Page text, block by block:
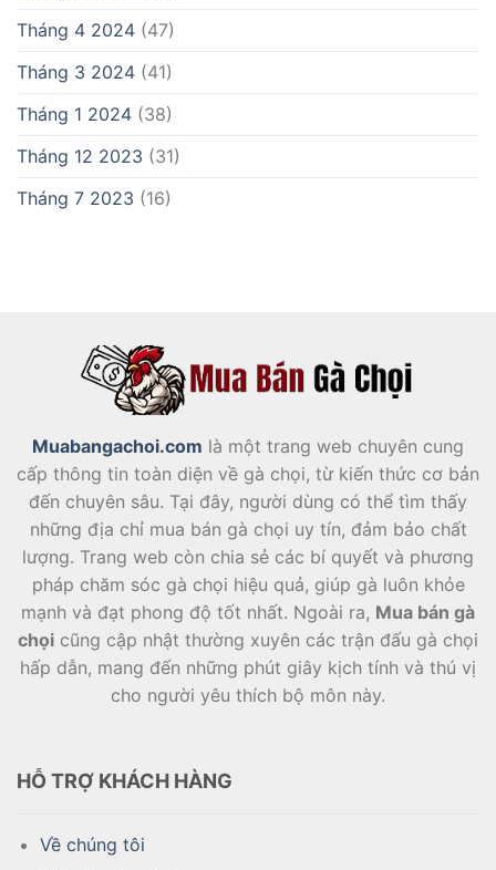
Tháng 4 2024 (47)
Tháng 3 2024 (41)
Tháng 1 2024 (38)
Tháng 12 2023 (31)
Tháng 7 2023 (16)
Muabangachoi.com là một trang web chuyên cung
cấp thông tin toàn diện về gà chọi, từ kiến thức cơ bản
đến chuyên sâu. Tại đây, người dùng có thể tìm thấy
những địa chỉ mua bán gà chọi uy tín, đảm bảo chất
lượng. Trang web còn chia sẻ các bí quyết và phương
pháp chăm sóc gà chọi hiệu quả, giúp gà luôn khỏe
mạnh và đạt phong độ tốt nhất. Ngoài ra, Mua bán gà
chọi cũng cập nhật thường xuyên các trận đấu gà chọi
hấp dẫn, mang đến những phút giây kịch tính và thú vị
cho người yêu thích bộ môn này.
HỖ TRỢ KHÁCH HÀNG
Về chúng tôi